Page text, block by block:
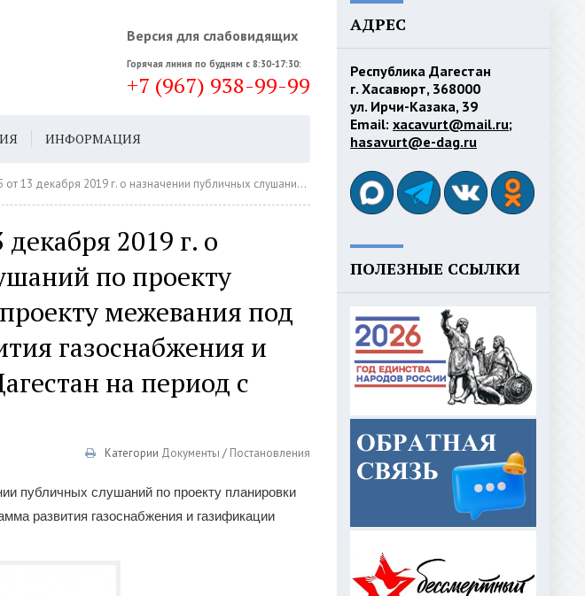
Версия для слабовидящих
Горячая линия по будням с 8:30-17:30:
+7 (967) 938-99-99
ИНФОРМАЦИЯ
по проекту планировки территории и проекту межевания под объектом Программа развития газоснабжения и газификации Республики Дагестан на период с 2011 по 2015 годы.
2019 г. о
по проекту
межевания под
газоснабжения и
на период с
Категории Документы / Постановления
публичных слушаний по проекту планировки
развития газоснабжения и газификации
АДРЕС
Республика Дагестан
г. Хасавюрт, 368000
ул. Ирчи-Казака, 39
Email: xacavurt@mail.ru;
hasavurt@e-dag.ru
ПОЛЕЗНЫЕ ССЫЛКИ